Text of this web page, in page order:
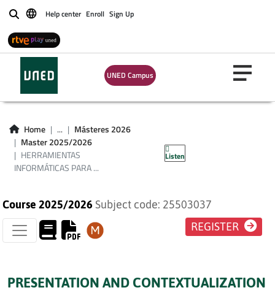
BuscarHelp center Enroll Sign Up
UNED Campus
Home ...
Másteres 2026
Master 2025/2026
HERRAMIENTAS
INFORMÁTICAS PARA ...
Listen
HERRAMIENTAS
INFORMÁTICAS
PARA LA
INVESTIGACIÓN
ECONÓMICA
Course 2025/2026 Subject code: 25503037
REGISTER
PRESENTATION AND CONTEXTUALIZATION